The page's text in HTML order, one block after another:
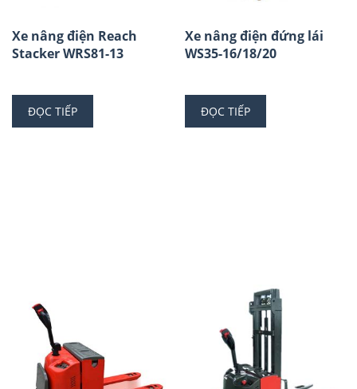
Xe nâng điện Reach
Stacker WRS81-13
ĐỌC TIẾP
Xe nâng điện đứng lái
WS35-16/18/20
ĐỌC TIẾP